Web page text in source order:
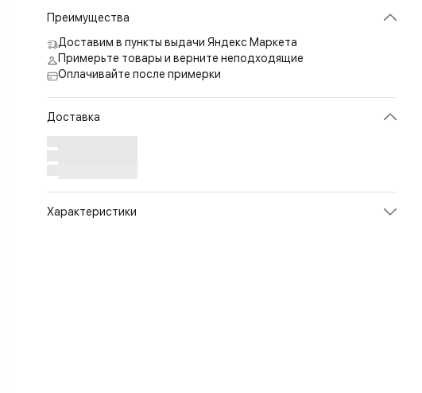
Преимущества
Доставим в пункты выдачи Яндекс Маркета
Примерьте товары и верните неподходящие
Оплачивайте после примерки
Доставка
Характеристики